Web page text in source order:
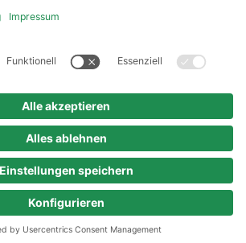
© 2025 persona service AG & Co. KG